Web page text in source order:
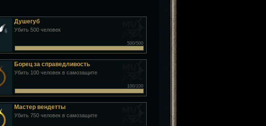
Душегуб
Убить 500 человек
500/500
Борец за справедливость
Убить 100 человек в самозащите
100/100
Мастер вендетты
Убить 750 человек в самозащите